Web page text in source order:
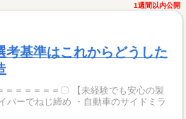
1週間以内公開
考基準はこれからどうした
【未経験でも安心の製